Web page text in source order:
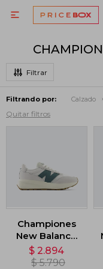

Filtrando por: Calzado
Quitar filtros
Championes
New Balance
370 - Blanco
$ 2.894
$ 5.790